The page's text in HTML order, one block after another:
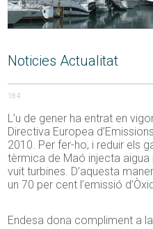
Noticies Actualitat
184
L’u de gener ha entrat en
Directiva Europea
2010. Per fer-ho, i reduir els
tèrmica de Maó injecta
vuit turbines. D’aquesta
un 70 per cent l’emissió
Endesa dona compliment a